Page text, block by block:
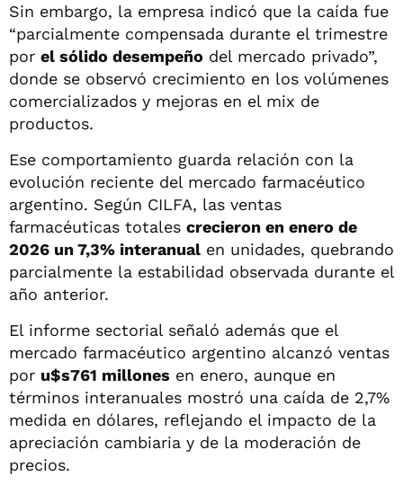
Sin embargo, la empresa indicó que la caída fue
“parcialmente compensada durante el trimestre
por el sólido desempeño del mercado privado”,
donde se observó crecimiento en los volúmenes
comercializados y mejoras en el mix de
productos.
Ese comportamiento guarda relación con la
evolución reciente del mercado farmacéutico
argentino. Según CILFA, las ventas
farmacéuticas totales crecieron en enero de
2026 un 7,3% interanual en unidades, quebrando
parcialmente la estabilidad observada durante el
año anterior.
El informe sectorial señaló además que el
mercado farmacéutico argentino alcanzó ventas
por u$s761 millones en enero, aunque en
términos interanuales mostró una caída de 2,7%
medida en dólares, reflejando el impacto de la
apreciación cambiaria y de la moderación de
precios.